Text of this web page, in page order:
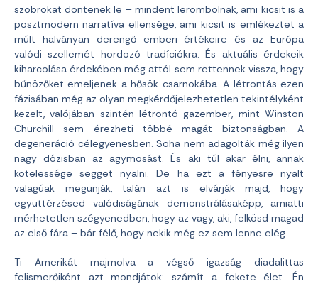
szobrokat döntenek le – mindent lerombolnak, ami kicsit is a
posztmodern narratíva ellensége, ami kicsit is emlékeztet a
múlt halványan derengő emberi értékeire és az Európa
valódi szellemét hordozó tradíciókra. És aktuális érdekeik
kiharcolása érdekében még attól sem rettennek vissza, hogy
bűnözőket emeljenek a hősök csarnokába. A létrontás ezen
fázisában még az olyan megkérdőjelezhetetlen tekintélyként
kezelt, valójában szintén létrontó gazember, mint Winston
Churchill sem érezheti többé magát biztonságban. A
degeneráció célegyenesben. Soha nem adagolták még ilyen
nagy dózisban az agymosást. És aki túl akar élni, annak
kötelessége segget nyalni. De ha ezt a fényesre nyalt
valagúak megunják, talán azt is elvárják majd, hogy
együttérzésed valódiságának demonstrálásaképp, amiatti
mérhetetlen szégyenedben, hogy az vagy, aki, felkösd magad
az első fára – bár félő, hogy nekik még ez sem lenne elég.
Ti Amerikát majmolva a végső igazság diadalittas
felismerőiként azt mondjátok: számít a fekete élet. Én